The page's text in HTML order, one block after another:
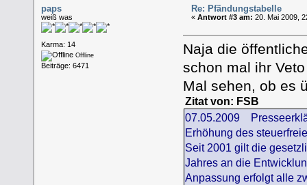
paps
weiß was
Karma: 14
Offline
Beiträge: 6471
Re: Pfändungstabelle
«Antwort #3 am: 20. Mai 2009,
Naja die
schon mal ihr
Mal sehen, ob es
Zitat von: FSB
07.05.2009
Erhöhung des
Seit 2001 gilt die
Jahres an die
Anpassung erfolgt alle